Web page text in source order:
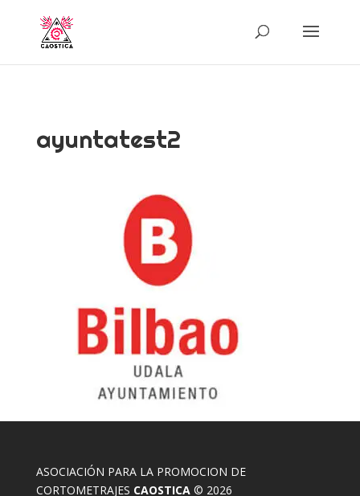
ayuntatest2
ASOCIACIÓN PARA LA PROMOCION DE
CORTOMETRAJES CAOSTICA© 2026